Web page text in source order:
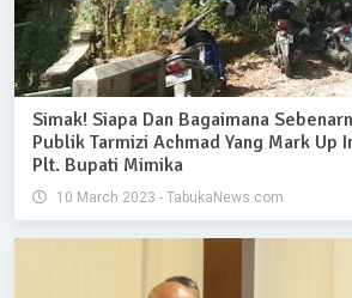
Simak! Siapa Dan Bagaimana
Publik Tarmizi Achmad Yang Mark Up
Plt. Bupati Mimika
10 March 2023 - TabukaNews.com